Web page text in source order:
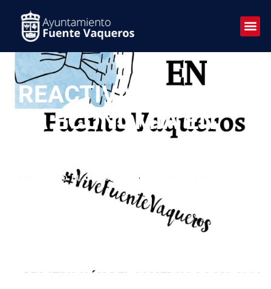
REACTIVACIÓN DE
LA ECONOMÍA EN
FUENTE VAQUEROS
PUBLICADO EL01/03/2021